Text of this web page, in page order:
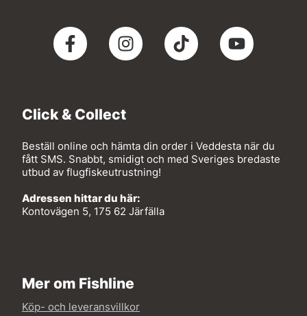
Click & Collect
Beställ online och hämta din order i Veddesta när du
fått SMS. Snabbt, smidigt och med Sveriges bredaste
utbud av flugfiskeutrustning!
Adressen hittar du här:
Kontovägen 5, 175 62 Järfälla
Mer om Fishline
Köp- och leveransvillkor